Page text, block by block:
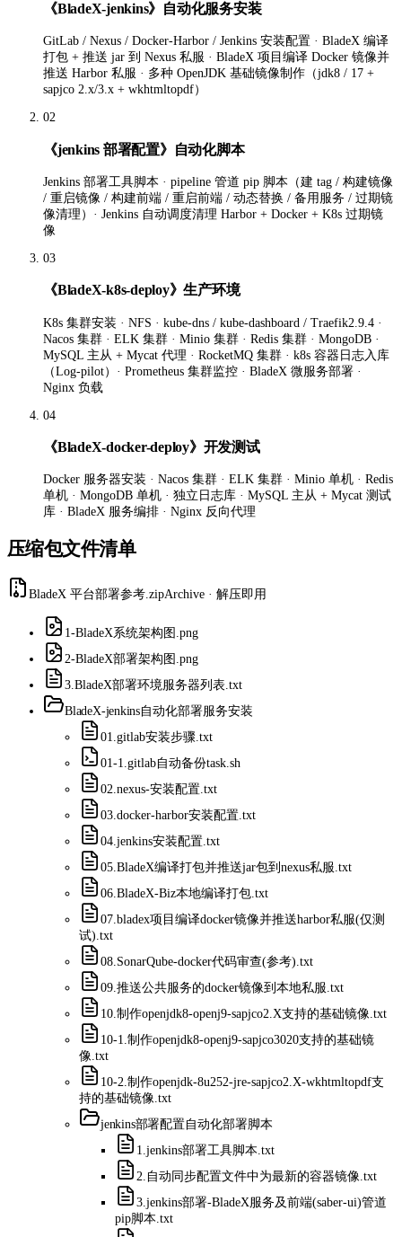
《BladeX-jenkins》自动化服务安装
GitLab / Nexus / Docker-Harbor / Jenkins 安装配置 · BladeX 编译
打包 + 推送 jar 到 Nexus 私服 · BladeX 项目编译 Docker 镜像并
推送 Harbor 私服 · 多种 OpenJDK 基础镜像制作（jdk8 / 17 +
sapjco 2.x/3.x + wkhtmltopdf）
02
《jenkins 部署配置》自动化脚本
Jenkins 部署工具脚本 · pipeline 管道 pip 脚本（建 tag / 构建镜像
/ 重启镜像 / 构建前端 / 重启前端 / 动态替换 / 备用服务 / 过期镜
像清理）· Jenkins 自动调度清理 Harbor + Docker + K8s 过期镜
像
03
《BladeX-k8s-deploy》生产环境
K8s 集群安装 · NFS · kube-dns / kube-dashboard / Traefik2.9.4 ·
Nacos 集群 · ELK 集群 · Minio 集群 · Redis 集群 · MongoDB ·
MySQL 主从 + Mycat 代理 · RocketMQ 集群 · k8s 容器日志入库
（Log-pilot）· Prometheus 集群监控 · BladeX 微服务部署 ·
Nginx 负载
04
《BladeX-docker-deploy》开发测试
Docker 服务器安装 · Nacos 集群 · ELK 集群 · Minio 单机 · Redis
单机 · MongoDB 单机 · 独立日志库 · MySQL 主从 + Mycat 测试
库 · BladeX 服务编排 · Nginx 反向代理
压缩包文件清单
BladeX 平台部署参考.zipArchive · 解压即用
1-BladeX系统架构图.png
2-BladeX部署架构图.png
3.BladeX部署环境服务器列表.txt
BladeX-jenkins自动化部署服务安装
01.gitlab安装步骤.txt
01-1.gitlab自动备份task.sh
02.nexus-安装配置.txt
03.docker-harbor安装配置.txt
04.jenkins安装配置.txt
05.BladeX编译打包并推送jar包到nexus私服.txt
06.BladeX-Biz本地编译打包.txt
07.bladex项目编译docker镜像并推送harbor私服(仅测
试).txt
08.SonarQube-docker代码审查(参考).txt
09.推送公共服务的docker镜像到本地私服.txt
10.制作openjdk8-openj9-sapjco2.X支持的基础镜像.txt
10-1.制作openjdk8-openj9-sapjco3020支持的基础镜
像.txt
10-2.制作openjdk-8u252-jre-sapjco2.X-wkhtmltopdf支
持的基础镜像.txt
jenkins部署配置自动化部署脚本
1.jenkins部署工具脚本.txt
2.自动同步配置文件中为最新的容器镜像.txt
3.jenkins部署-BladeX服务及前端(saber-ui)管道
pip脚本.txt